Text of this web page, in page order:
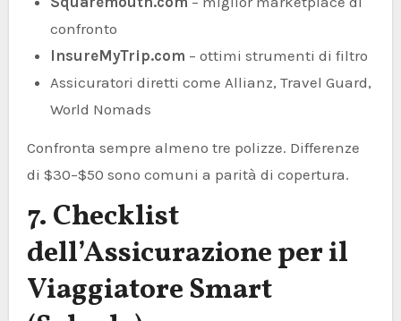
confronto
InsureMyTrip.com – ottimi strumenti di filtro
Assicuratori diretti come Allianz, Travel Guard,
World Nomads
Confronta sempre almeno tre polizze. Differenze
di $30–$50 sono comuni a parità di copertura.
7. Checklist
dell’Assicurazione per il
Viaggiatore Smart